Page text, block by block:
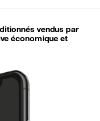
vendus par
économique et